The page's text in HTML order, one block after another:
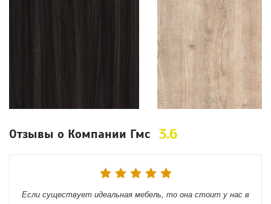
Отзывы о Компании Гмс 3.6
Если существует идеальная мебель, то она стоит у нас в